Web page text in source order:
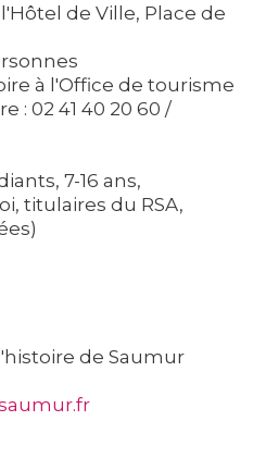
de Ville, Place de
à l'Office de tourisme
: 02 41 40 20 60 /
7-16 ans,
titulaires du RSA,
de Saumur